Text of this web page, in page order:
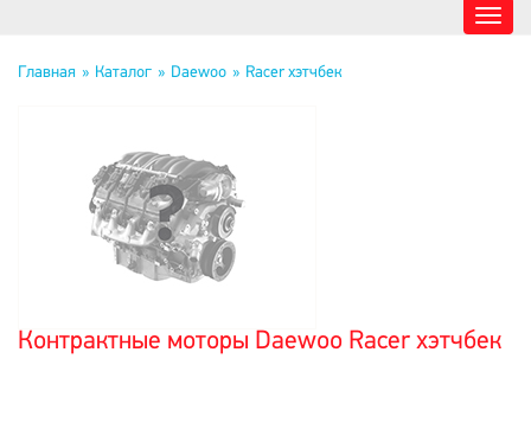
Главная Каталог Daewoo Racer хэтчбек
Контрактные моторы Daewoo Racer хэтчбек